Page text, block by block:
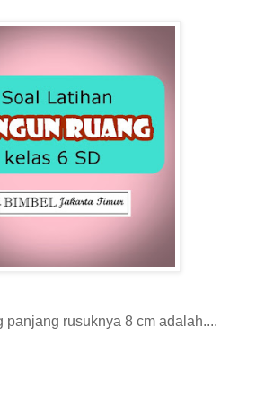
panjang rusuknya 8 cm adalah....